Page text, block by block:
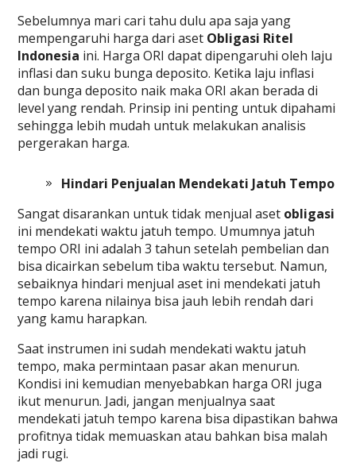
Sebelumnya mari cari tahu dulu apa saja yang
mempengaruhi harga dari aset Obligasi Ritel
Indonesia ini. Harga ORI dapat dipengaruhi oleh laju
inflasi dan suku bunga deposito. Ketika laju inflasi
dan bunga deposito naik maka ORI akan berada di
level yang rendah. Prinsip ini penting untuk dipahami
sehingga lebih mudah untuk melakukan analisis
pergerakan harga.
Hindari Penjualan Mendekati Jatuh Tempo
Sangat disarankan untuk tidak menjual aset obligasi
ini mendekati waktu jatuh tempo. Umumnya jatuh
tempo ORI ini adalah 3 tahun setelah pembelian dan
bisa dicairkan sebelum tiba waktu tersebut. Namun,
sebaiknya hindari menjual aset ini mendekati jatuh
tempo karena nilainya bisa jauh lebih rendah dari
yang kamu harapkan.
Saat instrumen ini sudah mendekati waktu jatuh
tempo, maka permintaan pasar akan menurun.
Kondisi ini kemudian menyebabkan harga ORI juga
ikut menurun. Jadi, jangan menjualnya saat
mendekati jatuh tempo karena bisa dipastikan bahwa
profitnya tidak memuaskan atau bahkan bisa malah
jadi rugi.